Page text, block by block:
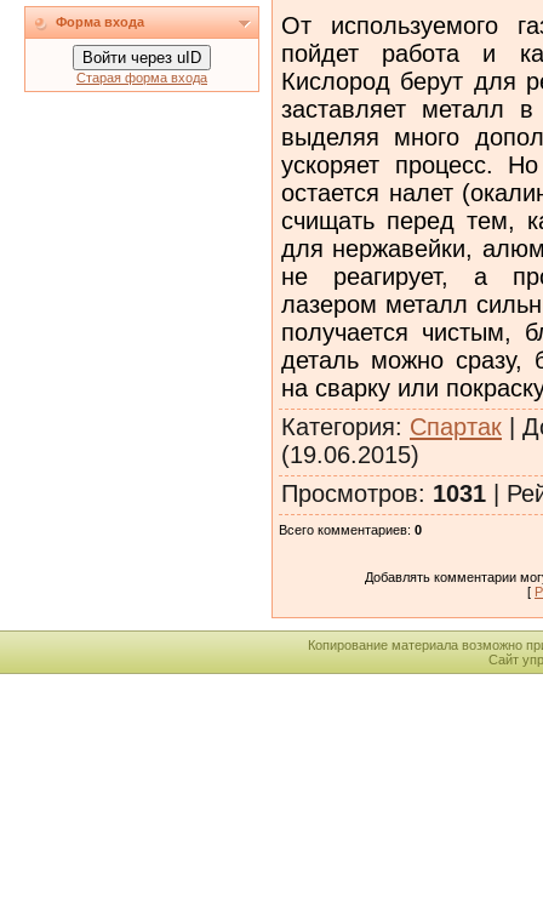
Форма входа
Войти через uID
Старая форма входа
От используемого
пойдет работа и
Кислород берут для
заставляет металл
выделяя много
ускоряет процесс.
остается налет
счищать перед тем,
для нержавейки,
не реагирует, а
лазером металл
получается чистым,
деталь можно сразу,
на сварку или
Категория: Спартак |
(19.06.2015)
Просмотров: 1031 |
Всего комментариев: 0
Добавлять комментарии
[
Копирование материала возможно
Сайт